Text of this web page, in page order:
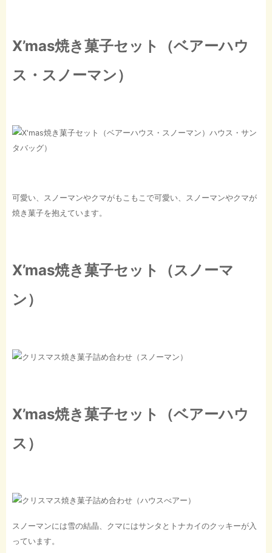
X’mas焼き菓子セット（ベアーハウ
ス・スノーマン）
可愛い、スノーマンやクマがもこもこで可愛い、スノーマンやクマが
焼き菓子を抱えています。
X’mas焼き菓子セット（スノーマ
ン）
X’mas焼き菓子セット（ベアーハウ
ス）
スノーマンには雪の結晶、クマにはサンタとトナカイのクッキーが入
っています。